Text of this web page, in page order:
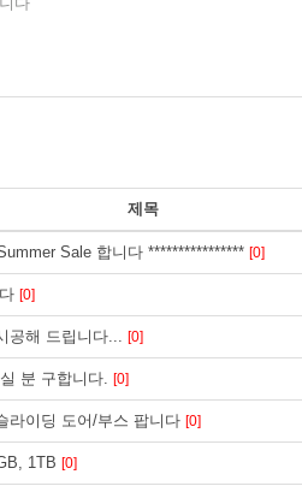
제목
Sale 합니다 **************** [0]
[0]
공해 드립니다... [0]
분 구합니다. [0]
라이딩 도어/부스 팝니다 [0]
1TB [0]